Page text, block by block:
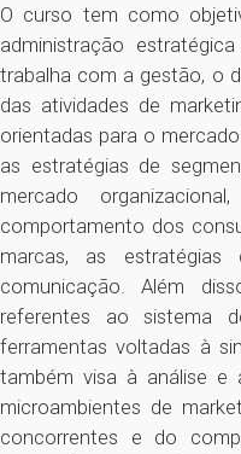
O curso tem como
administração
trabalha com a gestão, o
das atividades de
orientadas para o
as estratégias de
mercado
comportamento dos
marcas, as
comunicação. Além
referentes ao sistema
ferramentas voltadas à
também visa à análise e
microambientes de
concorrentes e do